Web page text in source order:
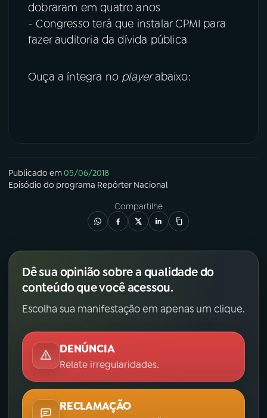
dobraram em quatro anos
- Congresso terá que instalar CPMI para
fazer auditoria da dívida pública
Ouça a íntegra no playerabaixo:
Publicado em05/06/2018
Episódio do programa Repórter Nacional
Compartilhe
Dê sua opinião sobre a qualidade do
conteúdo que você acessou.
Escolha sua manifestação em apenas um clique.
DENÚNCIA
Relate irregularidades.
RECLAMAÇÃO